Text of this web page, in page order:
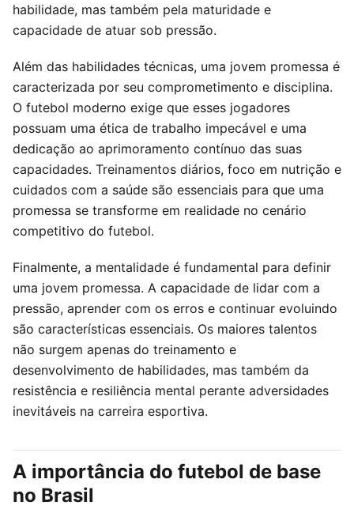
habilidade, mas também pela maturidade e
capacidade de atuar sob pressão.
Além das habilidades técnicas, uma jovem promessa é
caracterizada por seu comprometimento e disciplina.
O futebol moderno exige que esses jogadores
possuam uma ética de trabalho impecável e uma
dedicação ao aprimoramento contínuo das suas
capacidades. Treinamentos diários, foco em nutrição e
cuidados com a saúde são essenciais para que uma
promessa se transforme em realidade no cenário
competitivo do futebol.
Finalmente, a mentalidade é fundamental para definir
uma jovem promessa. A capacidade de lidar com a
pressão, aprender com os erros e continuar evoluindo
são características essenciais. Os maiores talentos
não surgem apenas do treinamento e
desenvolvimento de habilidades, mas também da
resistência e resiliência mental perante adversidades
inevitáveis na carreira esportiva.
A importância do futebol de base
no Brasil